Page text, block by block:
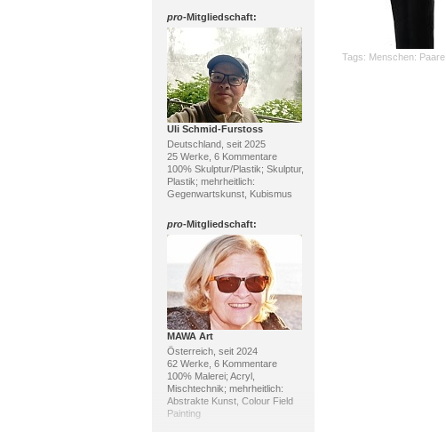
pro-Mitgliedschaft:
Uli Schmid-Furstoss
Deutschland, seit 2025
25 Werke, 6 Kommentare
100% Skulptur/Plastik; Skulptur,
Plastik; mehrheitlich:
Gegenwartskunst, Kubismus
pro-Mitgliedschaft:
MAWA Art
Österreich, seit 2024
62 Werke, 6 Kommentare
100% Malerei; Acryl,
Mischtechnik; mehrheitlich:
Abstrakte Kunst, Colour Field
Painting
Tags: Menschen: Paare